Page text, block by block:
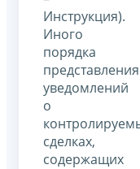
Инструкция).
Иного
порядка
представления
уведомлений
о
сделках,
содержащих